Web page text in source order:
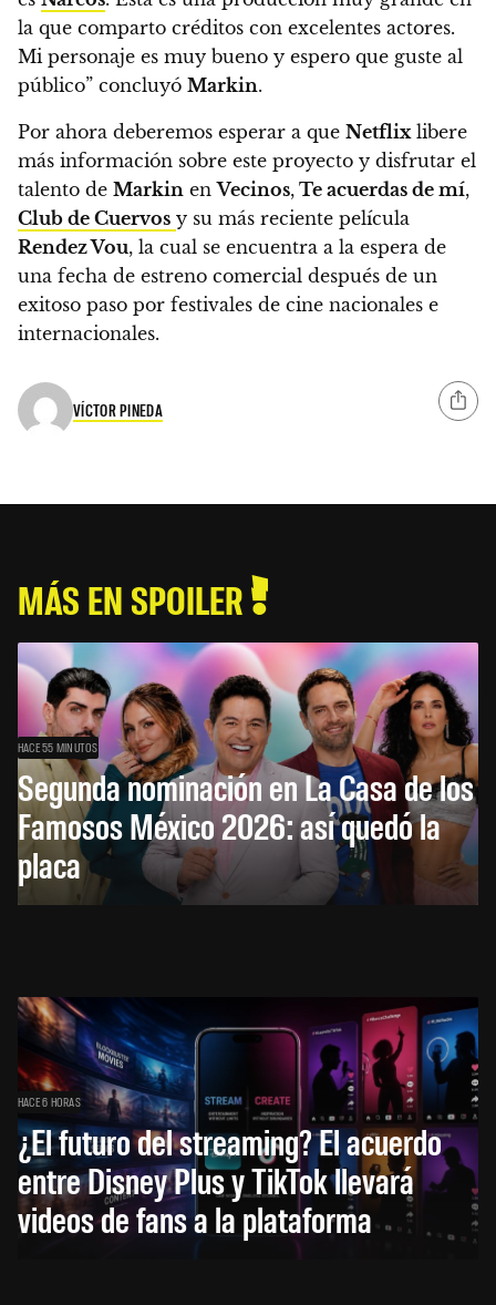
la que comparto créditos con excelentes actores.
Mi personaje es muy bueno y espero que guste al
público” concluyó Markin.
Por ahora deberemos esperar a que Netflixlibere
más información sobre este proyecto y disfrutar el
talento de Markin enVecinos, Te acuerdas de mí,
Club de Cuervos y su más reciente película
Rendez Vou, la cual se encuentra a la espera de
una fecha de estreno comercial después de un
exitoso paso por festivales de cine nacionales e
internacionales.
VÍCTOR PINEDA
MÁS EN SPOILER
HACE 55 MINUTOS
Segunda nominación en La Casa de los
Famosos México 2026: así quedó la
placa
HACE 6 HORAS
¿El futuro del streaming? El acuerdo
entre Disney Plus y TikTok llevará
videos de fans a la plataforma